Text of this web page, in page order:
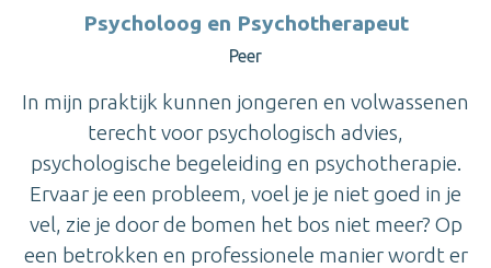
Psycholoog en Psychotherapeut
Peer
In mijn praktijk kunnen jongeren en volwassenen
terecht voor psychologisch advies,
psychologische begeleiding en psychotherapie.
Ervaar je een probleem, voel je je niet goed in je
vel, zie je door de bomen het bos niet meer? Op
een betrokken en professionele manier wordt er